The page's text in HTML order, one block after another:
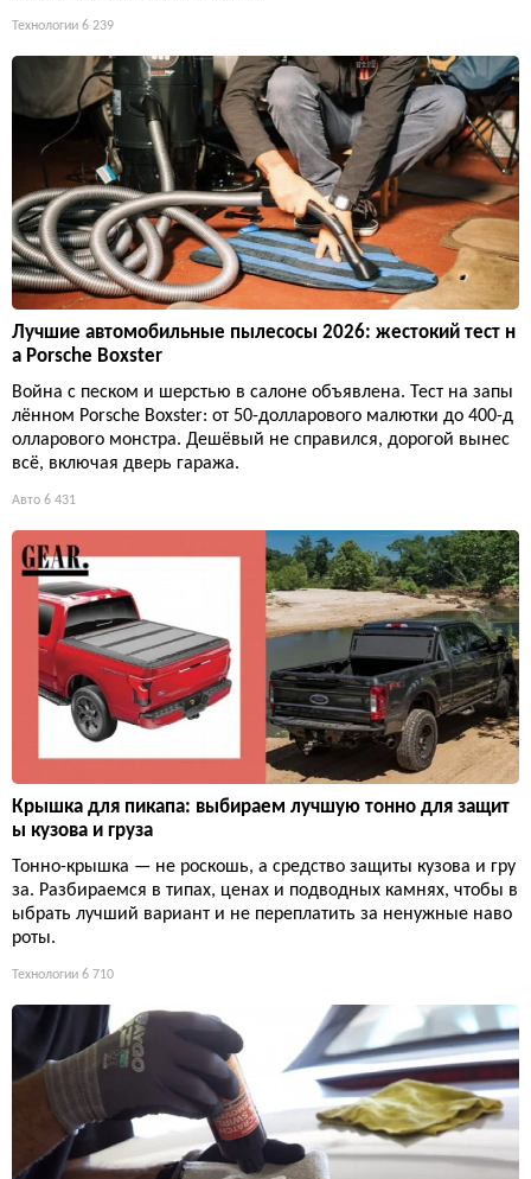
Технологии 6 239
Лучшие автомобильные пылесосы 2026: жестокий тест н
а Porsche Boxster
Война с песком и шерстью в салоне объявлена. Тест на запы
лённом Porsche Boxster: от 50-долларового малютки до 400-д
олларового монстра. Дешёвый не справился, дорогой вынес
всё, включая дверь гаража.
Авто 6 431
Крышка для пикапа: выбираем лучшую тонно для защит
ы кузова и груза
Тонно-крышка — не роскошь, а средство защиты кузова и гру
за. Разбираемся в типах, ценах и подводных камнях, чтобы в
ыбрать лучший вариант и не переплатить за ненужные наво
роты.
Технологии 6 710